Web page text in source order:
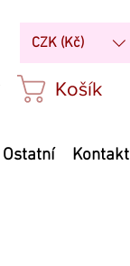
CZK (Kč)
Košík
Ostatní Kontakt